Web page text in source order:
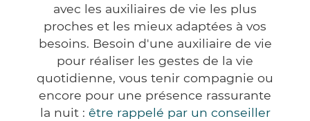
avec les auxiliaires de vie les plus
proches et les mieux adaptées à vos
besoins. Besoin d'une auxiliaire de vie
pour réaliser les gestes de la vie
quotidienne, vous tenir compagnie ou
encore pour une présence rassurante
la nuit : être rappelé par un conseiller